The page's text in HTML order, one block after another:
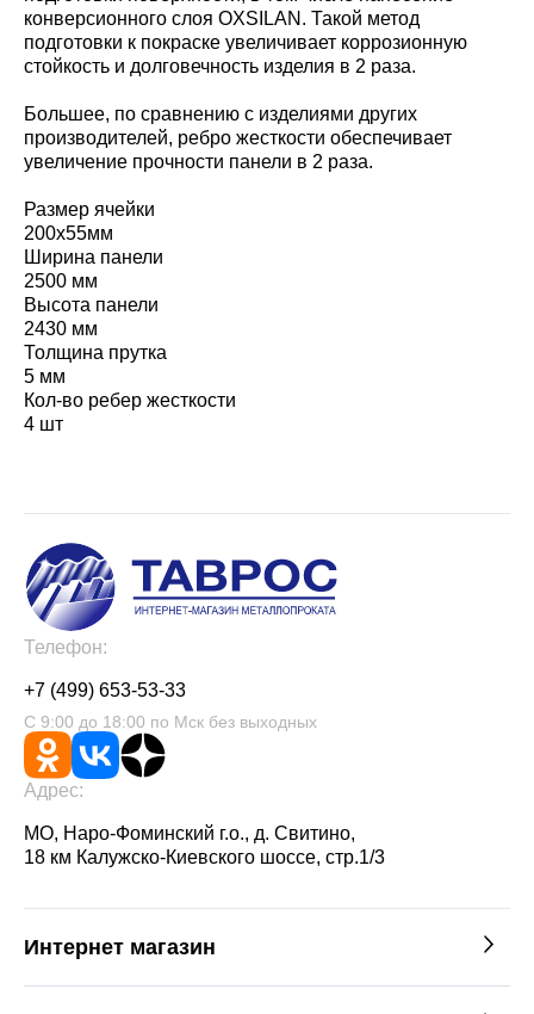
конверсионного слоя OXSILAN. Такой метод
подготовки к покраске увеличивает коррозионную
стойкость и долговечность изделия в 2 раза.
Большее, по сравнению с изделиями других
производителей, ребро жесткости обеспечивает
увеличение прочности панели в 2 раза.
Размер ячейки
200х55мм
Ширина панели
2500 мм
Высота панели
2430 мм
Толщина прутка
5 мм
Кол-во ребер жесткости
4 шт
Телефон:
+7 (499) 653-53-33
С 9:00 до 18:00 по Мск без выходных
Адрес:
МО, Наро-Фоминский г.о., д. Свитино,
18 км Калужско-Киевского шоссе, стр.1/3
Интернет магазин